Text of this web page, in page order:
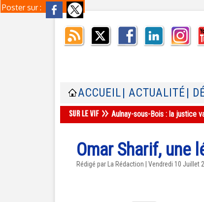
Poster sur :
ACCUEIL | ACTUALITÉ |
Aulnay-sous-Bois : la justice
Omar Sharif, une
Rédigé par La Rédaction | Vendredi 10 Juillet